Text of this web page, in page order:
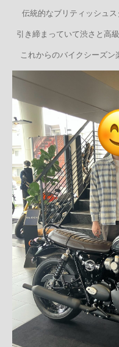
伝統的なブリティッシュ
引き締まっていて渋さと高
これからのバイクシーズ